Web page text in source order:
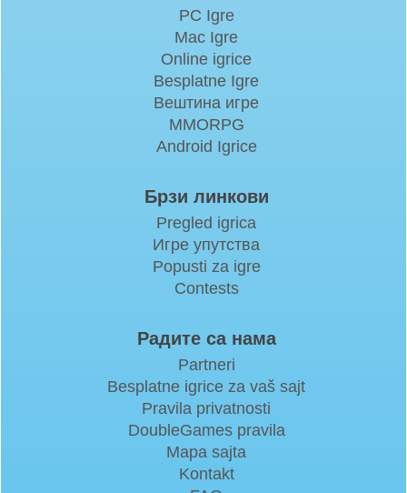
PC Igre
Mac Igre
Online igrice
Besplatne Igre
Вештина игре
MMORPG
Android Igrice
Брзи линкови
Pregled igrica
Игре упутства
Popusti za igre
Contests
Радите са нама
Partneri
Besplatne igrice za vaš sajt
Pravila privatnosti
DoubleGames pravila
Mapa sajta
Kontakt